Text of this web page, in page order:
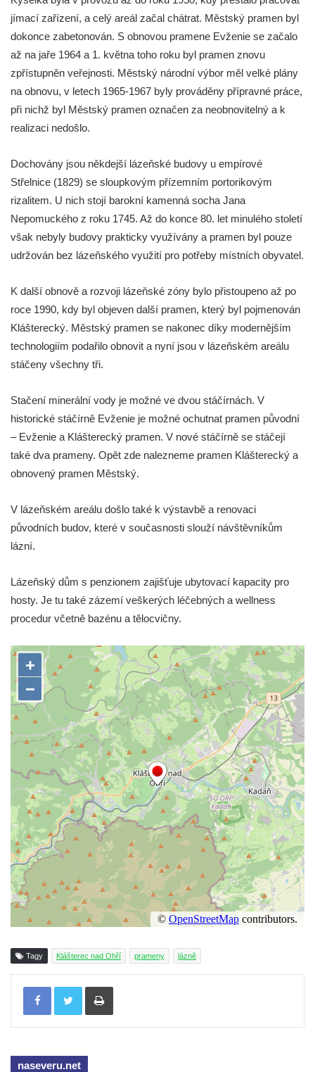
jímací zařízení, a celý areál začal chátrat. Městský pramen byl
dokonce zabetonován. S obnovou pramene Evženie se začalo
až na jaře 1964 a 1. května toho roku byl pramen znovu
zpřístupněn veřejnosti. Městský národní výbor měl velké plány
na obnovu, v letech 1965-1967 byly prováděny přípravné práce,
při nichž byl Městský pramen označen za neobnovitelný a k
realizaci nedošlo.
Dochovány jsou někdejší lázeňské budovy u empírové
Střelnice (1829) se sloupkovým přízemním portorikovým
rizalitem. U nich stojí barokní kamenná socha Jana
Nepomuckého z roku 1745. Až do konce 80. let minulého století
však nebyly budovy prakticky využívány a pramen byl pouze
udržován bez lázeňského využití pro potřeby místních obyvatel.
K další obnově a rozvoji lázeňské zóny bylo přistoupeno až po
roce 1990, kdy byl objeven další pramen, který byl pojmenován
Klášterecký. Městský pramen se nakonec díky modernějším
technologiím podařilo obnovit a nyní jsou v lázeňském areálu
stáčeny všechny tři.
Stačení minerální vody je možné ve dvou stáčírnách. V
historické stáčírně Evženie je možné ochutnat pramen původní
– Evženie a Klášterecký pramen. V nové stáčírně se stáčejí
také dva prameny. Opět zde nalezneme pramen Klášterecký a
obnovený pramen Městský.
V lázeňském areálu došlo také k výstavbě a renovaci
původních budov, které v současnosti slouží návštěvníkům
lázní.
Lázeňský dům s penzionem zajišťuje ubytovací kapacity pro
hosty. Je tu také zázemí veškerých léčebných a wellness
procedur včetně bazénu a tělocvičny.
Tagy Klášterec nad Ohří prameny lázně
Tisknout
naseveru.net